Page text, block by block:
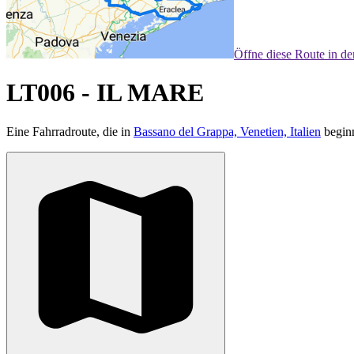
Öffne diese Route in
LT006 - IL MARE
Eine Fahrradroute, die in Bassano del Grappa, Venetien, Italien